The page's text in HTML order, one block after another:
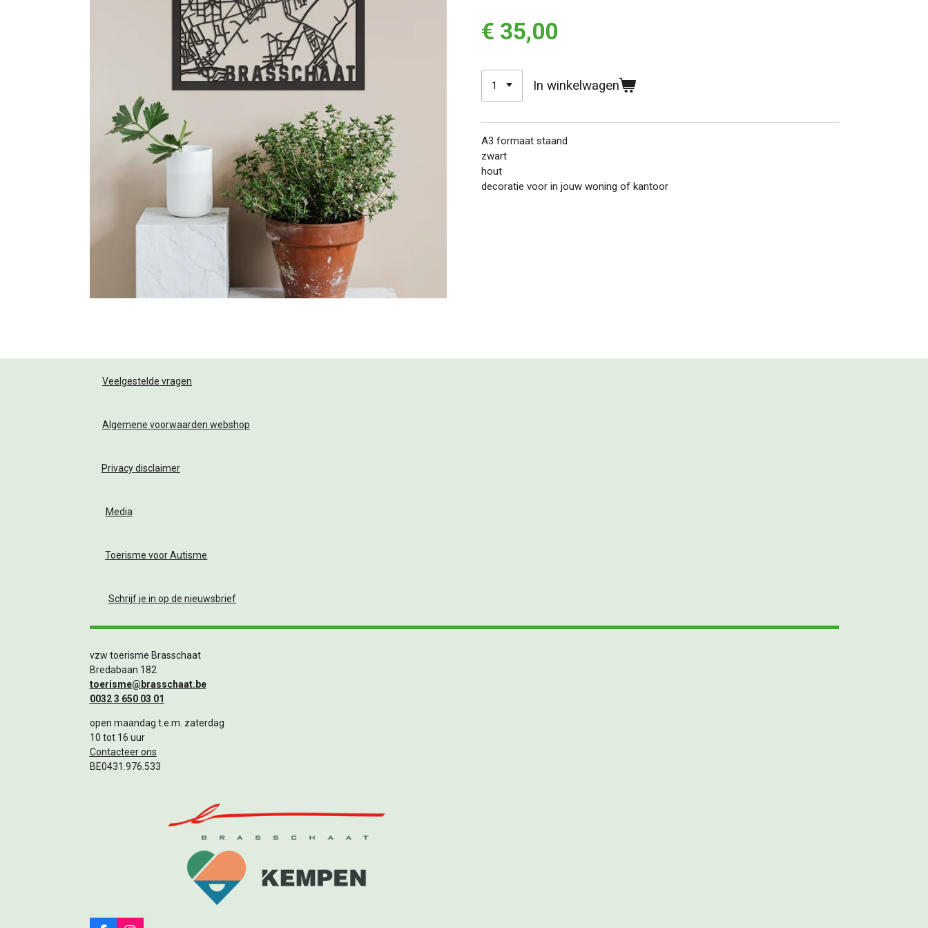
€ 35,00
In winkelwagen
A3 formaat staand
zwart
hout
decoratie voor in jouw woning of kantoor
Veelgestelde vragen
Algemene voorwaarden webshop
Privacy disclaimer
Media
Toerisme voor Autisme
Schrijf je in op de nieuwsbrief
vzw toerisme Brasschaat
Bredabaan 182
toerisme@brasschaat.be
0032 3 650 03 01
open maandag t.e.m. zaterdag
10 tot 16 uur
Contacteer ons
BE0431.976.533